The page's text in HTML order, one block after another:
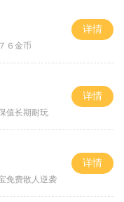
６金币
详情
值长期耐玩
详情
免费散人逆袭
详情